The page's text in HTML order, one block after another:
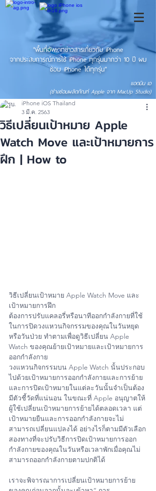
"พื้นที่อัพเดทข่าวสารเกี่ยวกับ iPhone
จากประสบการณ์การใช้ iPhone ทุกรุ่นมากว่า 10 ปี ผม
ซ่อม iPhone ได้ทุกรุ่น"
แอดมิน เอ
(ช่างซ่อมผลิตภัณฑ์ Apple จาก MacUp Studio)
วิธีเปลี่ยนเป้าหมาย Apple
Watch Move และเป้าหมายการ
ฝึก | How to
iPhone iOS Thailand
3 มี.ค. 2563
วิธีเปลี่ยนเป้าหมาย Apple Watch Move และ
เป้าหมายการฝึก
ต้องการปรับแคลอรี่หรือนาทีออกกำลังกายที่ใช้
ในการปิดวงแหวนกิจกรรมของคุณในวันหยุด
หรือวันป่วย ทำตามเพื่อดูวิธีเปลี่ยน Apple
Watch ของคุณย้ายเป้าหมายและเป้าหมายการ
ออกกำลังกาย
วงแหวนกิจกรรมบน Apple Watch นั้นประกอบ
ไปด้วยเป้าหมายการออกกำลังกายและการย้าย
และการปิดเป้าหมายในแต่ละวันนั้นจำเป็นต้อง
มีตัวชี้วัดที่แน่นอน ในขณะที่ Apple อนุญาตให้
ผู้ใช้เปลี่ยนเป้าหมายการย้ายได้ตลอดเวลา แต่
เป้าหมายยืนและการออกกำลังกายจะไม่
สามารถเปลี่ยนแปลงได้ อย่างไรก็ตามมีตัวเลือก
สองทางที่จะปรับวิธีการปิดเป้าหมายการออก
กำลังกายของคุณในวันหรือเวลาพักเมื่อคุณไม่
สามารถออกกำลังกายตามปกติได้
เราจะพิจารณาการเปลี่ยนเป้าหมายการย้าย